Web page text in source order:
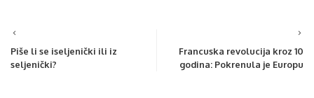
Piše li se iseljenički ili iz
seljenički?
Francuska revolucija kroz 10
godina: Pokrenula je Europu